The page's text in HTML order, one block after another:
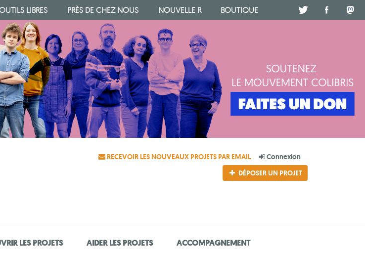
LIBRES PRÈS DE CHEZ NOUS NOUVELLE R BOUTIQUE
RECEVOIR LES NOUVEAUX PROJETS PAR EMAIL
Connexion
DÉPOSER UN PROJET
LES PROJETS AIDER LES PROJETS ACCOMPAGNEMENT